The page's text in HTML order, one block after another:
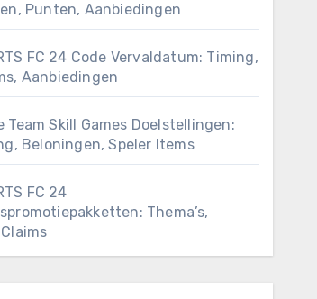
Punten, Aanbiedingen
FC 24 Code Vervaldatum: Timing,
Aanbiedingen
Team Skill Games Doelstellingen:
Beloningen, Speler Items
FC 24
Thema’s,